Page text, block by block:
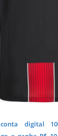
digital